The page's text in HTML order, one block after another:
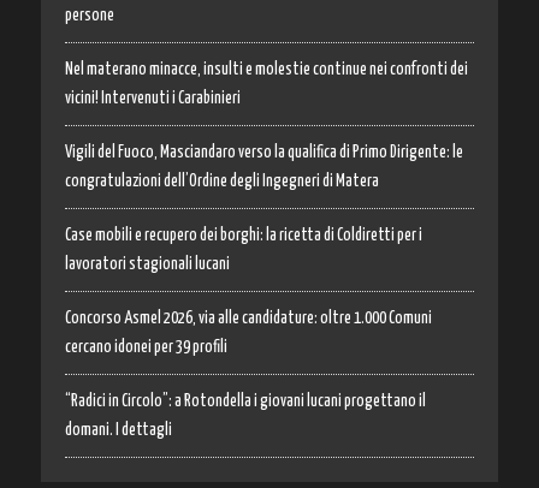
persone
Nel materano minacce, insulti e molestie continue nei confronti dei
vicini! Intervenuti i Carabinieri
Vigili del Fuoco, Masciandaro verso la qualifica di Primo Dirigente: le
congratulazioni dell’Ordine degli Ingegneri di Matera
Case mobili e recupero dei borghi: la ricetta di Coldiretti per i
lavoratori stagionali lucani
Concorso Asmel 2026, via alle candidature: oltre 1.000 Comuni
cercano idonei per 39 profili
“Radici in Circolo”: a Rotondella i giovani lucani progettano il
domani. I dettagli